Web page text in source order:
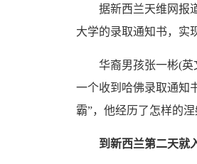
据新西兰天维网报道
大学的录取通知书，实
华裔男孩张一彬(英文
一个收到哈佛录取通知
霸”，他经历了怎样的
到新西兰第二天就